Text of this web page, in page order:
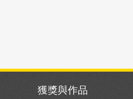
獲獎與作品